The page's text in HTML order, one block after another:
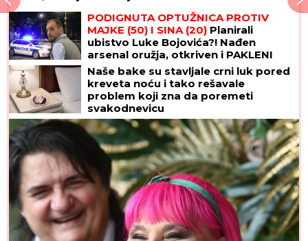
PODIGNUTA OPTUŽNICA PROTIV
MAJKE (50) I SINA (20) Planirali
ubistvo Luke Bojovića?! Nađen
arsenal oružja, otkriven i PAKLENI
PLAN koji su skovali
Naše bake su stavljale crni luk pored
kreveta noću i tako rešavale
problem koji zna da poremeti
svakodnevicu